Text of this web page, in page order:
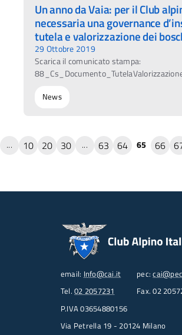
Un anno da Vaia: per il Club
necessaria una governance
tutela e valorizzazione dei
29 Ottobre 2019
Scarica il comunicato stampa:
News
... 10 20 30 ... 63 64 65 66
email: Info@cai.it pec:
Tel. 02 2057231
Fax. 02
P.IVA 03654880156
Via Petrella 19 - 20124 Milano